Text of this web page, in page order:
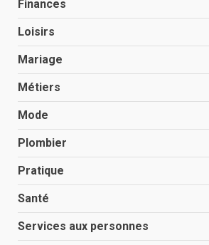
Finances
Loisirs
Mariage
Métiers
Mode
Plombier
Pratique
Santé
Services aux personnes